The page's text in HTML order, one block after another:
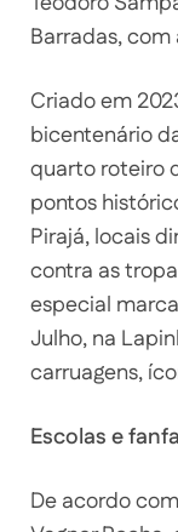
Barradas, com
Criado em
bicentenário
quarto roteiro
pontos
Pirajá, locais
contra as
especial
Julho, na
carruagens,
Escolas e
De acordo